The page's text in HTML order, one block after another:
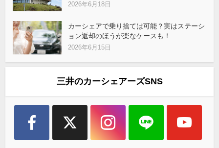
2026年6月18日
カーシェアで乗り捨ては可能？実はステーシ
ョン返却のほうが楽なケースも！
2026年6月15日
三井のカーシェアーズSNS